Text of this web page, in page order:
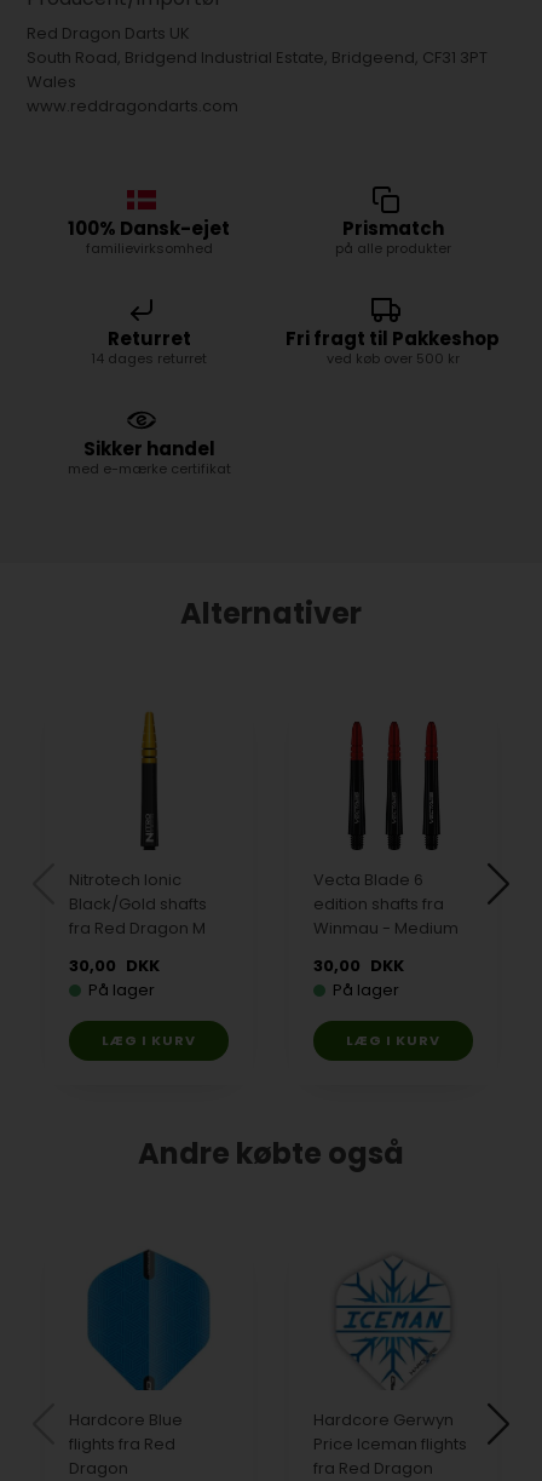
Red Dragon Darts UK
South Road, Bridgend Industrial Estate, Bridgeend, CF31 3PT
Wales
www.reddragondarts.com
100% Dansk-ejet
familievirksomhed
Prismatch
på alle produkter
Returret
14 dages returret
Fri fragt til Pakkeshop
ved køb over 500 kr
Sikker handel
med e-mærke certifikat
Alternativer
Nitrotech Ionic
Black/Gold shafts
fra Red Dragon M
30,00 DKK
På lager
Vecta Blade 6
edition shafts fra
Winmau - Medium
30,00 DKK
På lager
Andre købte også
Hardcore Blue
flights fra Red
Dragon
Hardcore Gerwyn
Price Iceman flights
fra Red Dragon